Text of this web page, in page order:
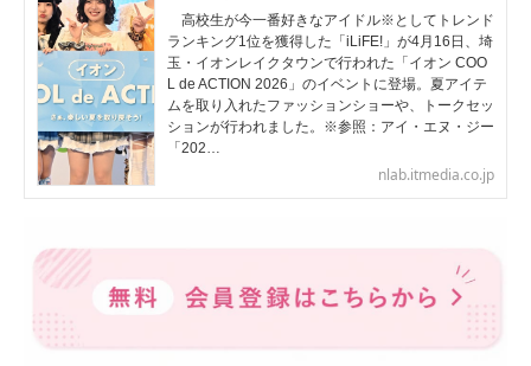
高校生が今一番好きなアイドル※としてトレンド
ランキング1位を獲得した「iLiFE!」が4月16日、埼
玉・イオンレイクタウンで行われた「イオン COO
L de ACTION 2026」のイベントに登場。夏アイテ
ムを取り入れたファッションショーや、トークセッ
ションが行われました。※参照：アイ・エヌ・ジー
「202…
nlab.itmedia.co.jp